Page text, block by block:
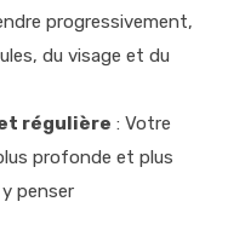
progressivement,
du visage et du
régulière : Votre
profonde et plus
penser